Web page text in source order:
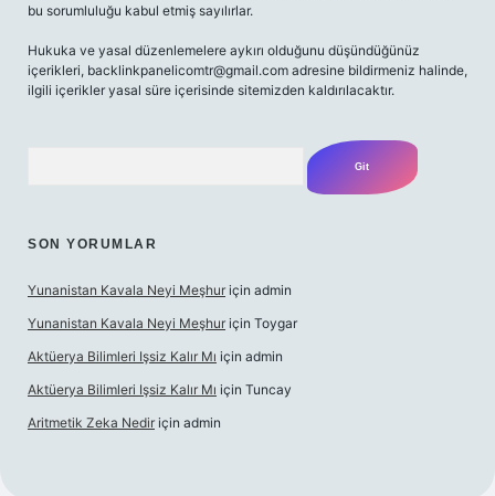
bu sorumluluğu kabul etmiş sayılırlar.
Hukuka ve yasal düzenlemelere aykırı olduğunu düşündüğünüz
içerikleri, backlinkpanelicomtr@gmail.com adresine bildirmeniz halinde,
ilgili içerikler yasal süre içerisinde sitemizden kaldırılacaktır.
SON YORUMLAR
Yunanistan Kavala Neyi Meşhur için admin
Yunanistan Kavala Neyi Meşhur için Toygar
Aktüerya Bilimleri Işsiz Kalır Mı için admin
Aktüerya Bilimleri Işsiz Kalır Mı için Tuncay
Aritmetik Zeka Nedir için admin